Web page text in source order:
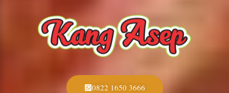
0822 1650 3666